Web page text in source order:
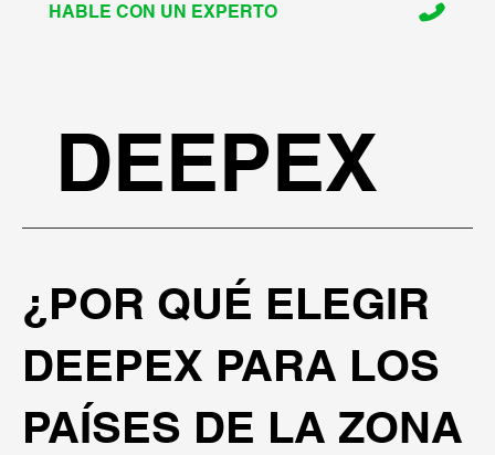
HABLE CON UN EXPERTO
DEEPEX
¿POR QUÉ ELEGIR
DEEPEX PARA LOS
PAÍSES DE LA ZONA